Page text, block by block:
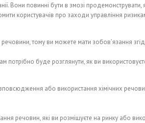
Вони повинні бути в змозі продемонструвати,
користувачів про заходи управління
тому ви можете мати зобов’язання
буде розглянути, як ви використовуєте
або використання хімічних
речовин, які ви розміщуєте на ринку або